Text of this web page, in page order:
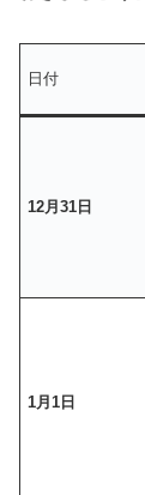
日付
12月31日
1月1日